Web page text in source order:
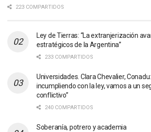
223 COMPARTIDOS
Ley de Tierras: “La extranjerización
estratégicos de la Argentina”
233 COMPARTIDOS
Universidades. Clara Chevalier,
incumpliendo con la ley, vamos a un
conflictivo”
240 COMPARTIDOS
Soberanía, potrero y academia